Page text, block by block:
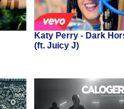
Katy Perry - Dark
(ft. Juicy J)